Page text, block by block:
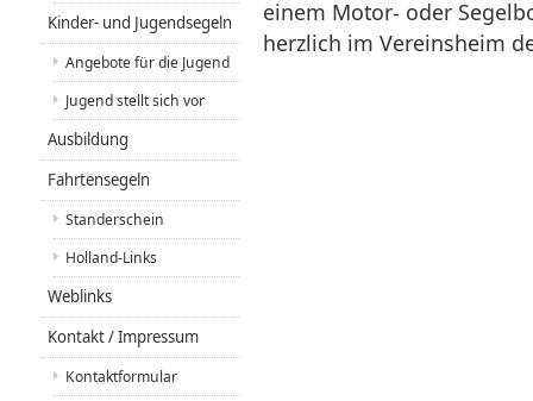
einem Motor- oder
herzlich im Vereinsheim
Kinder- und Jugendsegeln
Angebote für die Jugend
Jugend stellt sich vor
Ausbildung
Fahrtensegeln
Standerschein
Holland-Links
Weblinks
Kontakt / Impressum
Kontaktformular